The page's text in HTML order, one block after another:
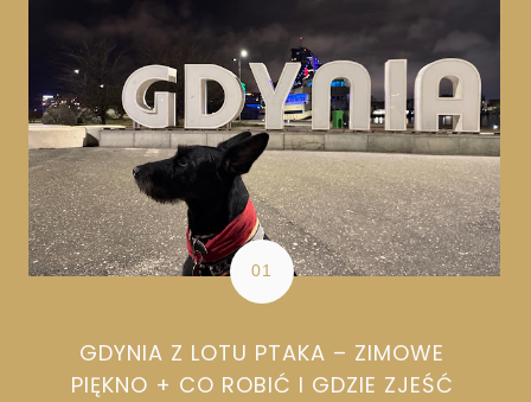
GDYNIA Z LOTU PTAKA – ZIMOWE
PIĘKNO + CO ROBIĆ I GDZIE ZJEŚĆ